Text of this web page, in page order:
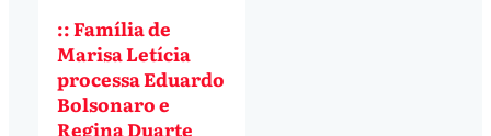
:: Família de
Marisa Letícia
processa Eduardo
Bolsonaro e
Regina Duarte